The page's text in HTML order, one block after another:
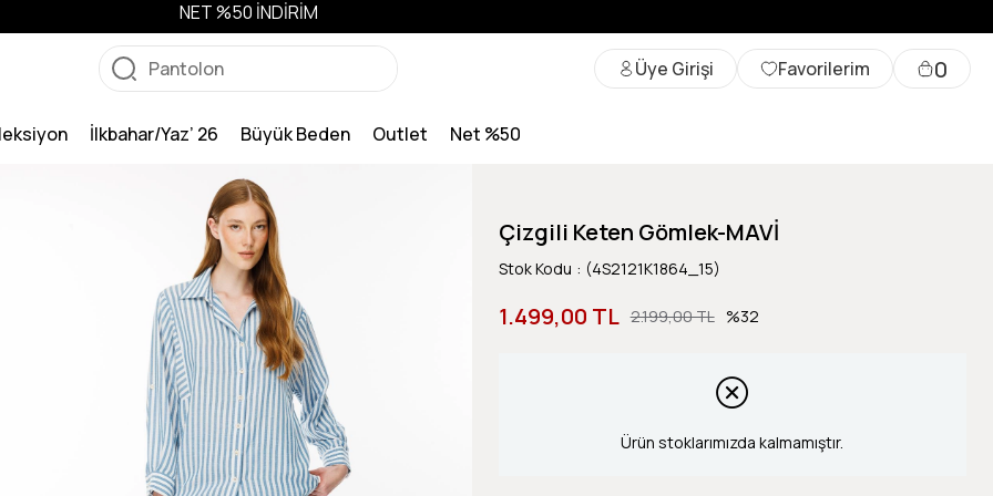
NET %50 İNDİRİM
Üye Girişi Favorilerim 0
İlkbahar/Yaz’ 26 Büyük Beden Outlet Net %50
Çizgili Keten Gömlek-MAVİ
Stok Kodu (4S2121K1864_15)
2.199,00 TL
1.499,00 TL 32
Ürün stoklarımızda kalmamıştır.